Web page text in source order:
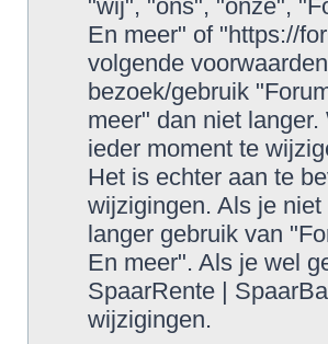
"wij", "ons", "onze",
En meer" of "https://
volgende
bezoek/gebruik
meer" dan niet
ieder moment te
Het is echter aan te
wijzigingen. Als je
langer gebruik van
En meer". Als je wel
SpaarRente |
wijzigingen.